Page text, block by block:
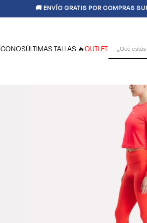
🚚 ENVÍO GRATIS POR COMPRAS
ÍCONOSÚLTIMAS TALLAS 🔥OUTLET